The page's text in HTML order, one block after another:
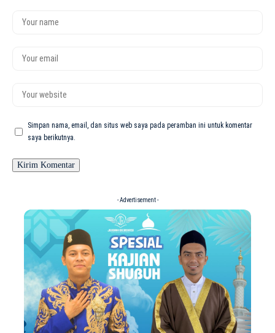
Simpan nama, email, dan situs web saya pada peramban ini untuk komentar
saya berikutnya.
- Advertisement -